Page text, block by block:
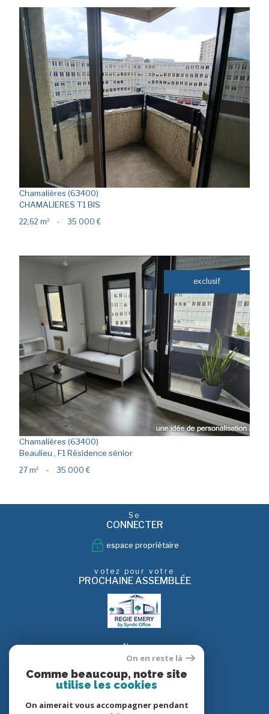
voir le bien
Chamalières (63400)
CHAMALIERES T1 BIS
22,62 m² - 35 000 €
exclusif
voir le bien
Chamalières (63400)
Beaulieu , F1 Résidence sénior
27 m² - 35 000 €
Se
CONNECTER
espace propriétaire
votez pour votre
PROCHAINE ASSEMBLÉE
Nous
SUIVRE
Nous
On en reste là
Comme beaucoup, notre site
utilise les cookies
On aimerait vous accompagner pendant